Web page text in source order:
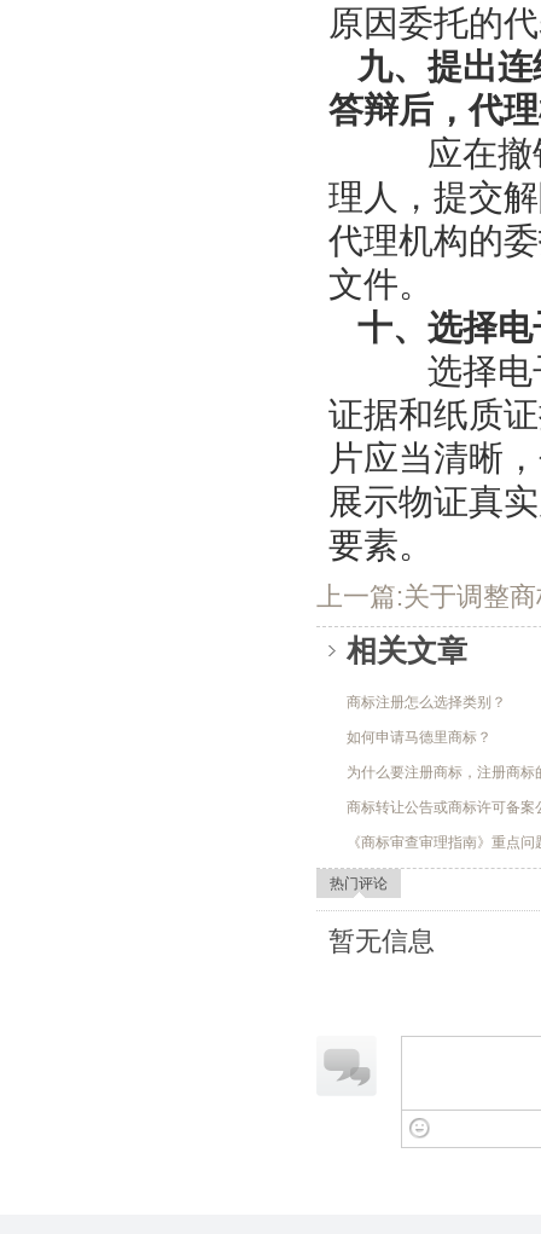
原因委托的
九、提出
答辩后，代
应在撤销
理人，提交
代理机构的
文件。
十、选择
选择电子
证据和纸质
片应当清晰
展示物证真
要素。
上一篇:关于调整
相关文章
商标注册怎么选择类别？
如何申请马德里商标？
为什么要注册商标，注册商标
商标转让公告或商标许可备
《商标审查审理指南》重点
热门评论
暂无信息